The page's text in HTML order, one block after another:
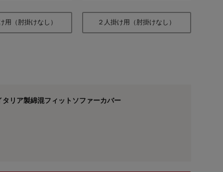
用（肘掛けなし） ２人掛け用（肘掛けなし）
リア製綿混フィットソファーカバー